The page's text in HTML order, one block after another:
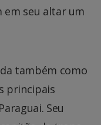
em seu altar um
também como
principais
Seu